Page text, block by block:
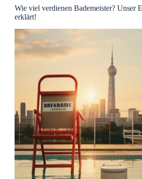
Wie viel verdienen Bademeister? Unser
erklärt!